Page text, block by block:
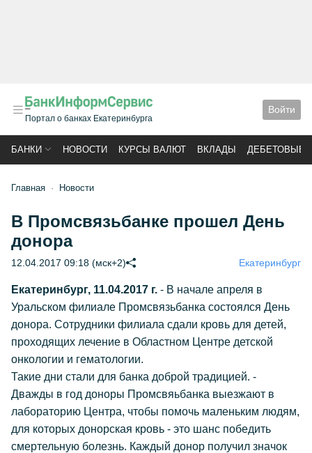
Портал о банках Екатеринбурга
Войти
БАНКИ НОВОСТИ КУРСЫ ВАЛЮТ ВКЛАДЫ ДЕБЕТОВЫЕ
Главная Новости
В Промсвязьбанке прошел День
донора
12.04.2017 09:18 (мск+2) Екатеринбург
Екатеринбург, 11.04.2017 г. - В начале апреля в
Уральском филиале Промсвязьбанка состоялся День
донора. Сотрудники филиала сдали кровь для детей,
проходящих лечение в Областном Центре детской
онкологии и гематологии.
Такие дни стали для банка доброй традицией. -
Дважды в год доноры Промсвяьбанка выезжают в
лабораторию Центра, чтобы помочь маленьким людям,
для которых донорская кровь - это шанс победить
смертельную болезнь. Каждый донор получил значок